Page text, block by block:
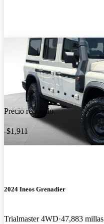
Precio reducido
-$1,911
2024 Ineos Grenadier
Trialmaster 4WD 47,883 millas